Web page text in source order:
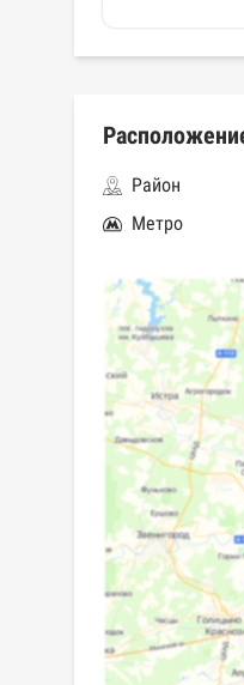
Район
Метро